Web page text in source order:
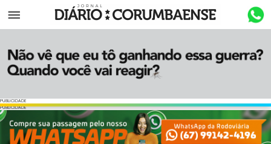
Menu
PUBLICIDADE
PUBLICIDADE